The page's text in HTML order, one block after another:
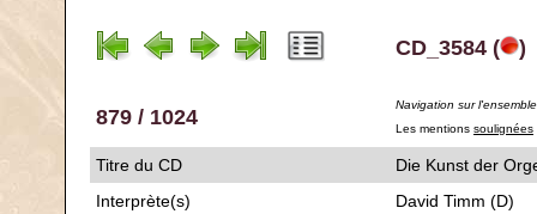
CD_3584 ( )
879 / 1024
Navigation sur
Les mentions soulignées
Titre du CD
Die Kunst
Interprète(s)
David Timm (D)